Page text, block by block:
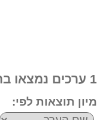
1 ערכים נמצאו בהקשר לנושא:
מיון תוצאות לפי: